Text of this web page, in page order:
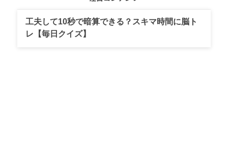
この投稿をInstagramで見る
(@itogo.love)がシェアした投稿
工夫して10秒で暗算できる？スキマ時間に脳ト
レ【毎日クイズ】